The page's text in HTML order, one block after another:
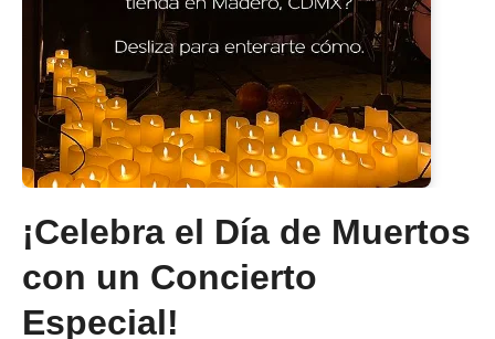
¡Celebra el Día de Muertos
con un Concierto
Especial!